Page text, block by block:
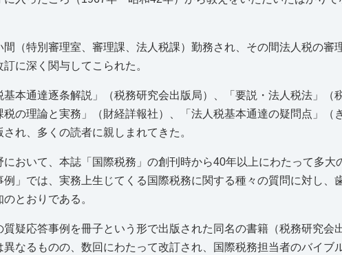
間（特別審理室、審理課、法人税課）勤務され、その間法人税の審
に深く関与してこられた。
基本通達逐条解説」（税務研究会出版局）、「要説・法人税法」（
の理論と実務」（財経詳報社）、「法人税基本通達の疑問点」（
れ、多くの読者に親しまれてきた。
において、本誌「国際税務」の創刊時から40年以上にわたって多
」では、実務上生じてくる国際税務に関する種々の質問に対し、
とおりである。
質疑応答事例を冊子という形で出版された同名の書籍（税務研究会
なるものの、数回にわたって改訂され、国際税務担当者のバイブ